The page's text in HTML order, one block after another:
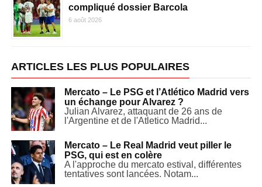
compliqué dossier Barcola
6 août 2026
ARTICLES LES PLUS POPULAIRES
Mercato – Le PSG et l’Atlético Madrid vers
un échange pour Alvarez ?
Julian Alvarez, attaquant de 26 ans de
l'Argentine et de l'Atletico Madrid...
Mercato – Le Real Madrid veut piller le
PSG, qui est en colère
A l'approche du mercato estival, différentes
tentatives sont lancées. Notam...